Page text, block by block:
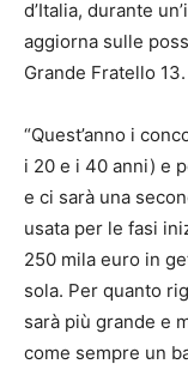
d’Italia, durante
aggiorna sulle
Grande Fratello 13.
“Quest’anno i
i 20 e i 40 anni) e
e ci sarà una
usata per le fasi
250 mila euro in
sola. Per quanto
sarà più grande e
come sempre un